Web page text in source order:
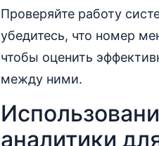
Проверяйте работу
убедитесь, что номер
чтобы оценить
между ними.
аналитики